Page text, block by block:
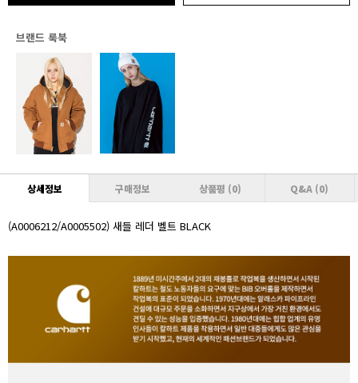
57,722원 (추가할인 2% / 추가적립 1%)
골드
57,722원 (추가할인 2% / 추가적립 2%)
플래티넘
57,133원 (추가할인 3% / 추가적립 2%)
다이아몬드
VVIP
브랜드 룩북
상세정보 구매정보 상품평 (0) Q&A (0)
(A0006212/A0005502) 새들 레더 벨트 BLACK